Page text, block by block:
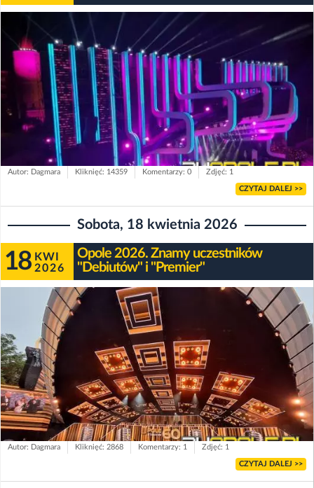
Autor: Dagmara Kliknięć: 14359 Komentarzy: 0 Zdjęć: 1
CZYTAJ DALEJ >>
Sobota, 18 kwietnia 2026
18 KWI
2026
Opole 2026. Znamy uczestników
"Debiutów" i "Premier"
Autor: Dagmara Kliknięć: 2868 Komentarzy: 1 Zdjęć: 1
CZYTAJ DALEJ >>